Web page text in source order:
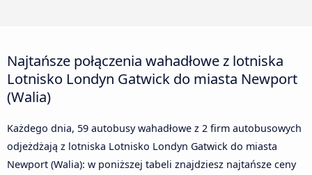
Najtańsze połączenia wahadłowe z lotniska
Lotnisko Londyn Gatwick do miasta Newport
(Walia)
Każdego dnia, 59 autobusy wahadłowe z 2 firm autobusowych
odjeżdżają z lotniska Lotnisko Londyn Gatwick do miasta
Newport (Walia): w poniższej tabeli znajdziesz najtańsze ceny